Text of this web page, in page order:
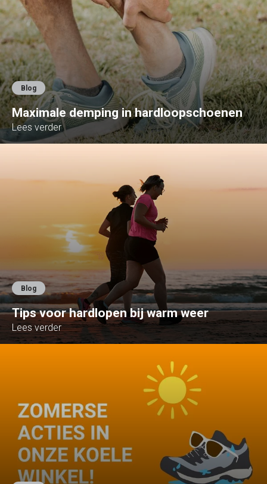
Blog
Maximale demping in hardloopschoenen
Lees verder
Blog
Tips voor hardlopen bij warm weer
Lees verder